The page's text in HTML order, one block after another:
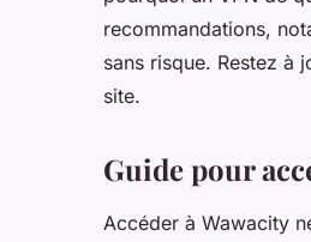
recommandations,
sans risque. Restez à
site.
Guide pour
Accéder à Wawacity